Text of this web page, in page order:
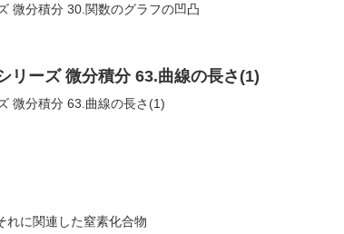
微分積分 30.関数のグラフの凹凸
リーズ 微分積分 63.曲線の長さ(1)
微分積分 63.曲線の長さ(1)
れに関連した窒素化合物